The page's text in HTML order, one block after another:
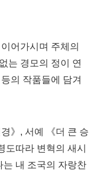
어가시며 주체의
는 경모의 정이 연
의 작품들에 담겨
》, 서예 《더 큰 승
도따라 변혁의 새시
내 조국의 자랑찬